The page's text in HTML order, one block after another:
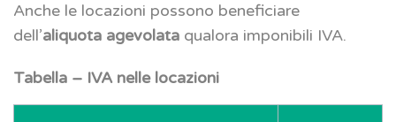
Anche le locazioni possono beneficiare
dell’aliquota agevolata qualora imponibili IVA.
Tabella – IVA nelle locazioni